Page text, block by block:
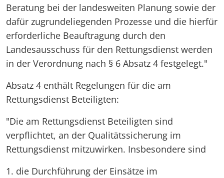
Beratung bei der landesweiten Planung sowie der
dafür zugrundeliegenden Prozesse und die hierfür
erforderliche Beauftragung durch den
Landesausschuss für den Rettungsdienst werden
in der Verordnung nach § 6 Absatz 4 festgelegt."
Absatz 4 enthält Regelungen für die am
Rettungsdienst Beteiligten:
"Die am Rettungsdienst Beteiligten sind
verpflichtet, an der Qualitätssicherung im
Rettungsdienst mitzuwirken. Insbesondere sind
1. die Durchführung der Einsätze im